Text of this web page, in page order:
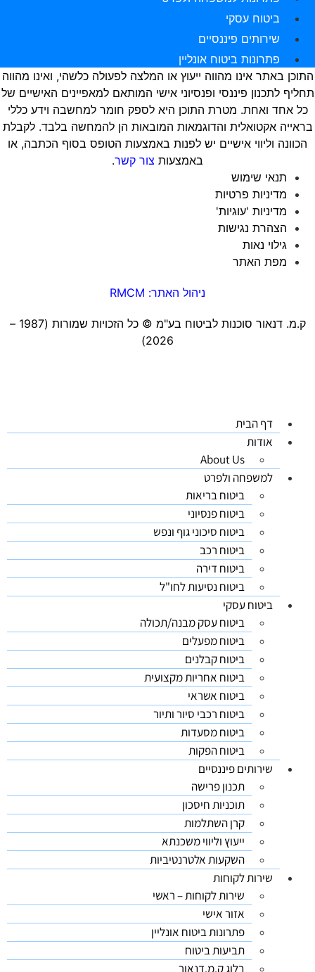
ביטוח עסקי
שירותים פיננסיים
פתרונות ביטוח אונליין
באתר אינו מהווה ייעוץ או המלצה לפעולה כלשהי, ואינו מהווה
לתכנון פיננסי ופנסיוני אישי המותאם למאפיינים האישיים של
כל אחד ואחת. מטרת התוכן היא לספק חומר למחשבה וידע כללי
בראייה אקטואלית והדוגמאות המובאות הן להמחשה בלבד. לקבלת
הכוונה וליווי אישיים יש לפנות באמצעות הטופס בסוף הכתבה, או
באמצעות צור קשר.
תנאי שימוש
מדיניות פרטיות
מדיניות 'עוגיות'
הצהרת נגישות
גילוי נאות
מפת האתר
ניהול האתר: RMCM
ק.מ. דנאור סוכנות לביטוח בע"מ ©️ כל הזכויות שמורות (1987 –
2026)
דף הבית
אודות
About Us
למשפחה ולפרט
ביטוח בריאות
ביטוח פנסיוני
ביטוח סיכוני גוף ונפש
ביטוח רכב
ביטוח דירה
ביטוח נסיעות לחו"ל
ביטוח עסקי
ביטוח עסק מבנה/תכולה
ביטוח מפעלים
ביטוח קבלנים
ביטוח אחריות מקצועית
ביטוח אשראי
ביטוח רכבי סיור ותיור
ביטוח מסעדות
ביטוח הפקות
שירותים פיננסיים
תכנון פרישה
תוכניות חיסכון
קרן השתלמות
ייעוץ וליווי משכנתא
השקעות אלטרנטיביות
שירות לקוחות
שירות לקוחות – ראשי
אזור אישי
פתרונות ביטוח אונליין
תביעות ביטוח
בלוג ק.מ.דנאור